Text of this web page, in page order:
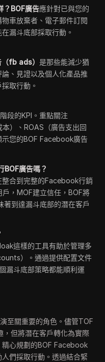
？BOF廣告應針對已與您的
車放棄者、電子郵件訂閱
漏斗底部採取行動。
（fb ads）是那些能減少猶
、見證以及個人化產品推
取行動。
段的KPI。重點關注
）、ROAS（廣告支出回
您的BOF Facebook廣告
BOF廣告嗎？
整合到完整的Facebook行銷
，MOF建立信任，BOF將
著到達漏斗底部的潛在客戶
這樣的工具有助於管理多
）。通過提供配置文件
漏斗底部策略都能順利運
至關重要的角色。儘管TOF
，但將潛在客戶轉化為實際
精心規劃的BOF Facebook
們採取行動。透過結合緊